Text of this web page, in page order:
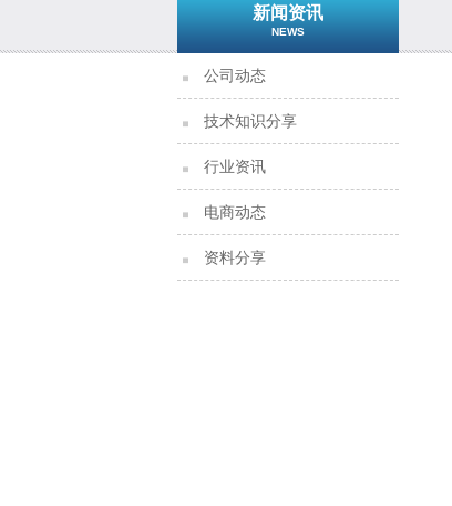
新闻资讯
NEWS
公司动态
技术知识分享
行业资讯
电商动态
资料分享